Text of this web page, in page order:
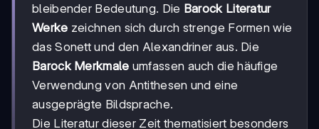
bleibender Bedeutung. Die Barock Literatur
Werke zeichnen sich durch strenge Formen wie
das Sonett und den Alexandriner aus. Die
Barock Merkmale umfassen auch die häufige
Verwendung von Antithesen und eine
ausgeprägte Bildsprache.
Die Literatur dieser Zeit thematisiert besonders